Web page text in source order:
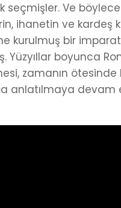
seçmişler. Ve
ihanetin ve kardeş
kurulmuş bir
Yüzyıllar boyunca
zamanın ötesinde
anlatılmaya devam